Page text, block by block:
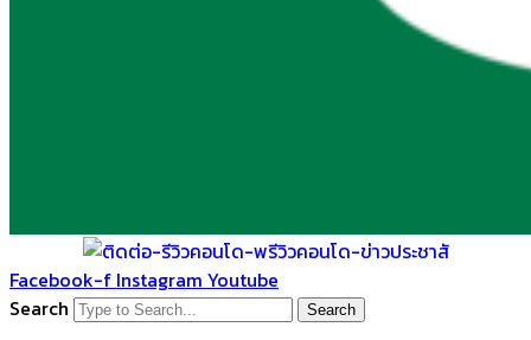
Facebook-f Instagram Youtube
Search
Search